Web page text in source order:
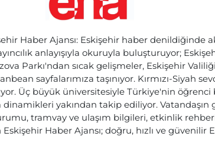
Haber Ajansı: Eskişehir haber denildiğinde
anlayışıyla okuruyla buluşturuyor;
Parkı'ndan sıcak gelişmeler, Eskişehir
sayfalarımıza taşınıyor. Kırmızı-Siyah
Üç büyük üniversitesiyle Türkiye'nin
yakından takip ediliyor. Vatandaşın
tramvay ve ulaşım bilgileri, etkinlik
Haber Ajansı; doğru, hızlı ve güvenilir